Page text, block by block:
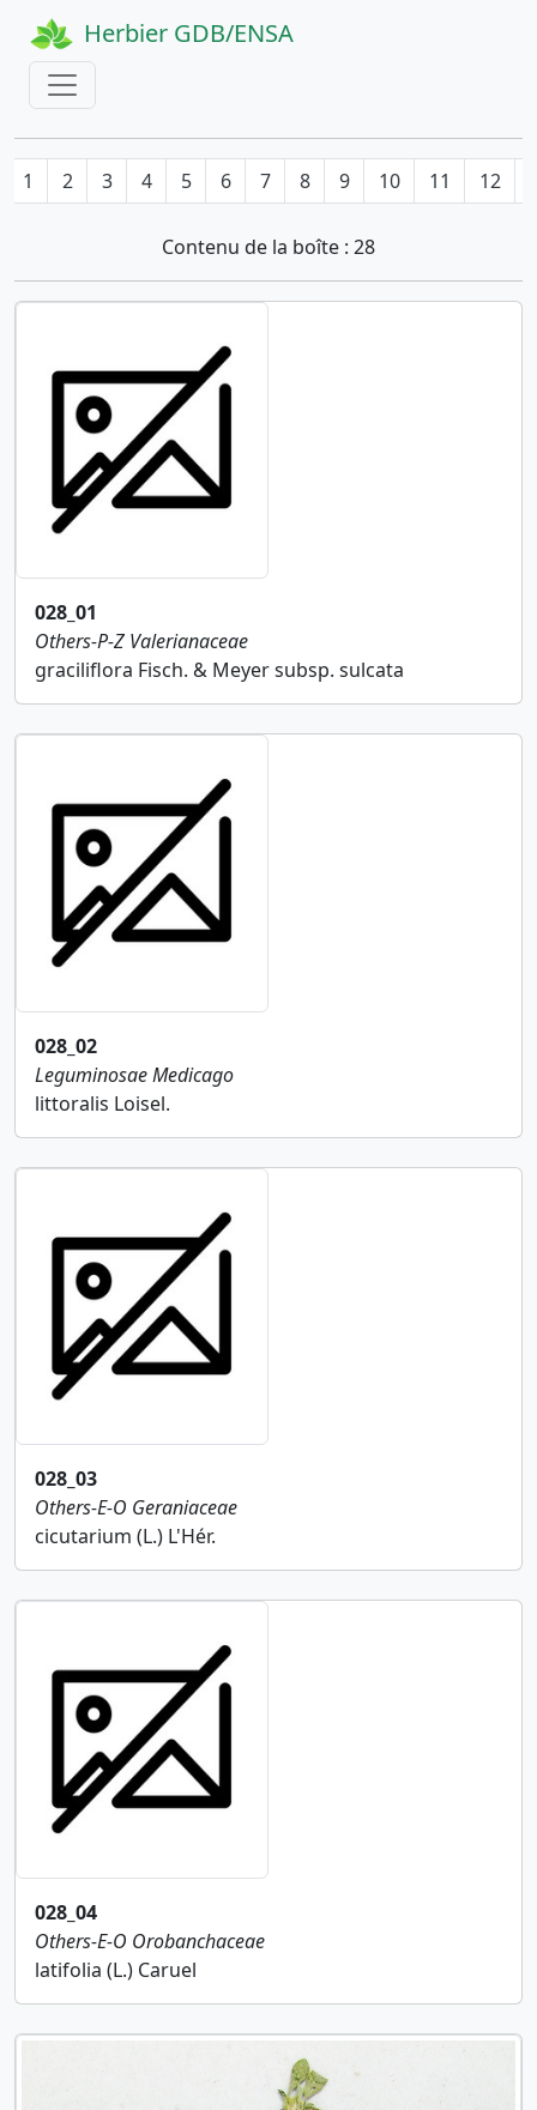
Herbier GDB/ENSA
1 2 3 4 5 6 7 8 9 10 11 12
Contenu de la boîte : 28
028_01
Others-P-Z Valerianaceae
graciliflora Fisch. & Meyer subsp. sulcata
028_02
LeguminosaeMedicago
littoralis Loisel.
028_03
Others-E-O Geraniaceae
cicutarium (L.) L'Hér.
028_04
Others-E-O Orobanchaceae
latifolia (L.) Caruel